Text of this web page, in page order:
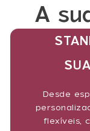
A
Desde
flexíveis,